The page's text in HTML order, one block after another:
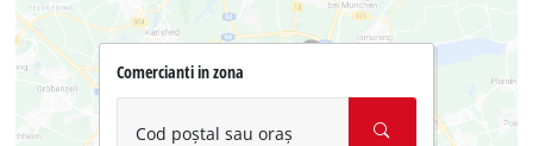
Comercianti in zona
Cod poștal sau oraș